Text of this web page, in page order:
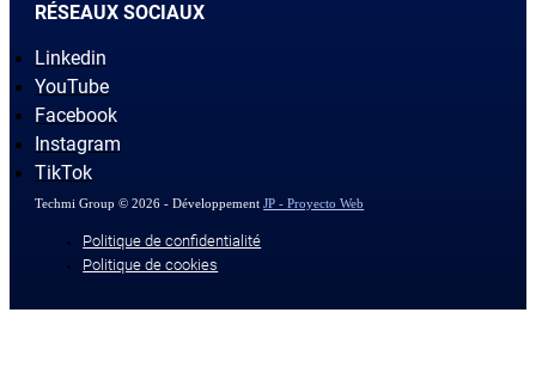
RÉSEAUX SOCIAUX
Linkedin
YouTube
Facebook
Instagram
TikTok
Techmi Group © 2026 - DéveloppementJP - Proyecto Web
Politique de confidentialité
Politique de cookies